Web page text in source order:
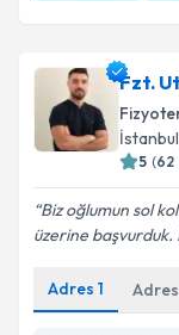
Fzt.
İstanbul
5 (62
Biz oğlumun sol
üzerine başvurduk.
Adres 1 Adres